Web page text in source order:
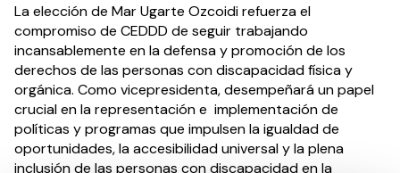
La elección de Mar Ugarte Ozcoidi refuerza el
compromiso de CEDDD de seguir trabajando
incansablemente en la defensa y promoción de los
derechos de las personas con discapacidad física y
orgánica. Como vicepresidenta, desempeñará un papel
crucial en la representación e implementación de
políticas y programas que impulsen la igualdad de
oportunidades, la accesibilidad universal y la plena
inclusión de las personas con discapacidad en la